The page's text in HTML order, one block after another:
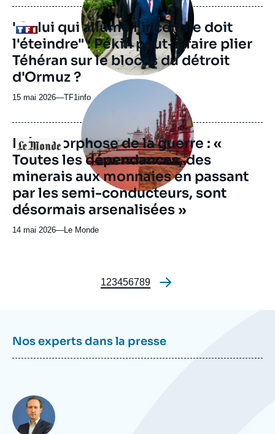
journal,
revue
ou
émission
Logo
"Celui qui allume l'incendie doit
l'éteindre" : Pékin peut-il faire plier
Téhéran sur le blocus du détroit
d'Ormuz ?
15 mai 2026—Nom
journal,
revue
ou
émission
TF1info
Logo
principale
médiatique
Métamorphose de la guerre : «
Toutes les dépendances, des
minerais aux monnaies en passant
par les semi-conducteurs, sont
désormais arsenalisées »
14 mai 2026—Nom
Le Monde
Pagination
Page
1Page
2Page
3Page
4Page
5Page
6Page
7Page
8Page
9
Nos experts dans la presse
Photo